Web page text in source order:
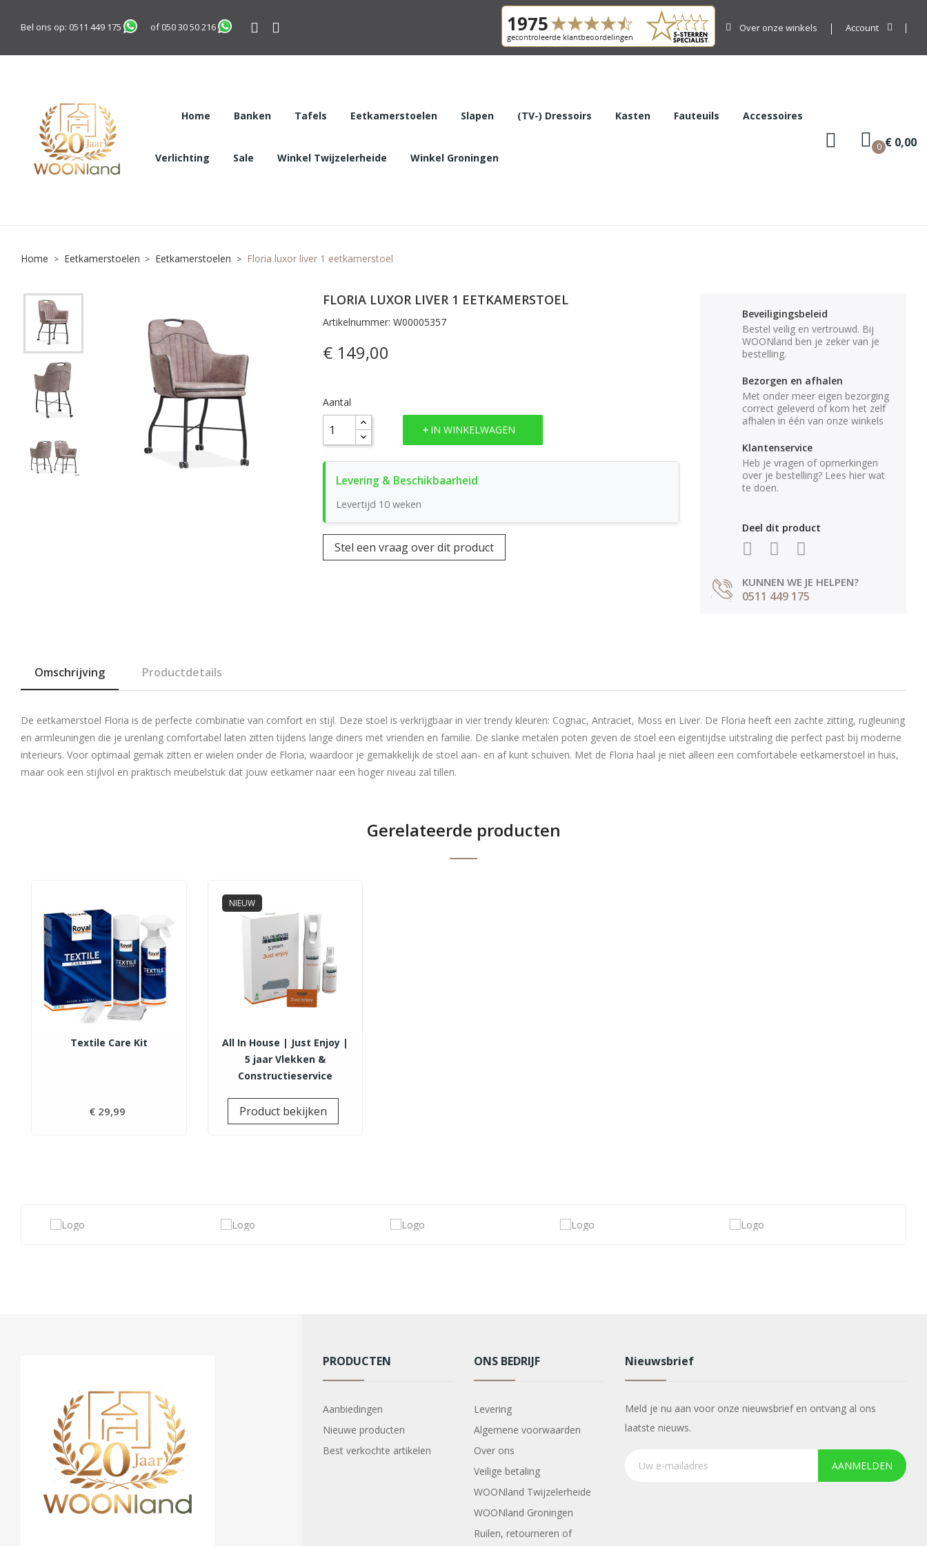
Bel ons op: 0511 449 175 of050 30 50 216 Over onze winkels Account
Home Banken Tafels Eetkamerstoelen Slapen (TV-) Dressoirs Kasten Fauteuils Accessoires
Verlichting Sale Winkel Twijzelerheide Winkel Groningen
0 € 0,00
Home Eetkamerstoelen Eetkamerstoelen Floria luxor liver 1 eetkamerstoel
FLORIA LUXOR LIVER 1 EETKAMERSTOEL
Artikelnummer: W00005357
€ 149,00
Aantal
IN WINKELWAGEN
Levertijd 10 weken
Stel een vraag over dit product
Beveiligingsbeleid
Bestel veilig en vertrouwd. Bij
WOONland ben je zeker van je
bestelling.
Bezorgen en afhalen
Met onder meer eigen bezorging
correct geleverd of kom het zelf
afhalen in één van onze winkels
Klantenservice
Heb je vragen of opmerkingen
over je bestelling? Lees hier wat
te doen.
Deel dit product
KUNNEN WE JE HELPEN?
0511 449 175
Omschrijving Productdetails
De eetkamerstoel Floria is de perfecte combinatie van comfort en stijl. Deze stoel is verkrijgbaar in vier trendy kleuren: Cognac, Antraciet, Moss en Liver. De Floria heeft een zachte zitting, rugleuning
en armleuningen die je urenlang comfortabel laten zitten tijdens lange diners met vrienden en familie. De slanke metalen poten geven de stoel een eigentijdse uitstraling die perfect past bij moderne
interieurs. Voor optimaal gemak zitten er wielen onder de Floria, waardoor je gemakkelijk de stoel aan- en af kunt schuiven. Met de Floria haal je niet alleen een comfortabele eetkamerstoel in huis,
maar ook een stijlvol en praktisch meubelstuk dat jouw eetkamer naar een hoger niveau zal tillen.
Gerelateerde producten
Textile Care Kit
€ 29,99
NIEUW
All In House | Just Enjoy |
5 jaar Vlekken &
Constructieservice
Product bekijken
PRODUCTEN
Aanbiedingen
Nieuwe producten
Best verkochte artikelen
ONS BEDRIJF
Levering
Algemene voorwaarden
Over ons
Veilige betaling
WOONland Twijzelerheide
WOONland Groningen
Ruilen, retourneren of
Nieuwsbrief
Meld je nu aan voor onze nieuwsbrief en ontvang al ons
laatste nieuws.
AANMELDEN